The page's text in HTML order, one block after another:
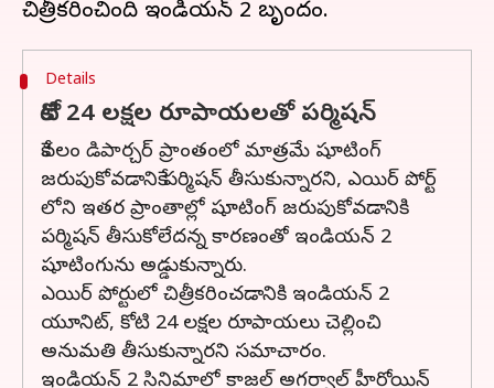
Details
కోటి 24 లక్షల రూపాయలతో పర్మిషన్
కేవలం డిపార్చర్ ప్రాంతంలో మాత్రమే షూటింగ్
జరుపుకోవడానికే పర్మిషన్ తీసుకున్నారని, ఎయిర్ పోర్ట్
లోని ఇతర ప్రాంతాల్లో షూటింగ్ జరుపుకోవడానికి
పర్మిషన్ తీసుకోలేదన్న కారణంతో ఇండియన్ 2
షూటింగును అడ్డుకున్నారు.
ఎయిర్ పోర్టులో చిత్రీకరించడానికి ఇండియన్ 2
యూనిట్, కోటి 24 లక్షల రూపాయలు చెల్లించి
అనుమతి తీసుకున్నారని సమాచారం.
ఇండియన్ 2 సినిమాలో కాజల్ అగర్వాల్ హీరోయిన్